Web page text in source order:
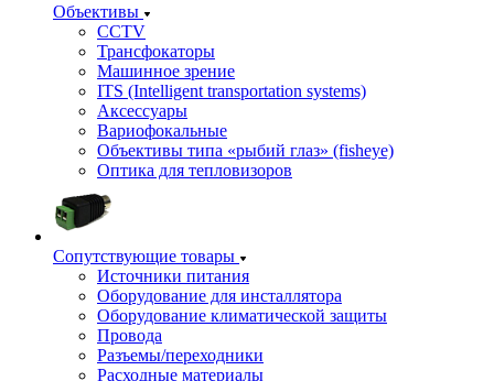
Объективы
CCTV
Трансфокаторы
Машинное зрение
ITS (Intelligent transportation systems)
Аксессуары
Вариофокальные
Объективы типа «рыбий глаз» (fisheye)
Оптика для тепловизоров
Сопутствующие товары
Источники питания
Оборудование для инсталлятора
Оборудование климатической защиты
Провода
Разъемы/переходники
Расходные материалы